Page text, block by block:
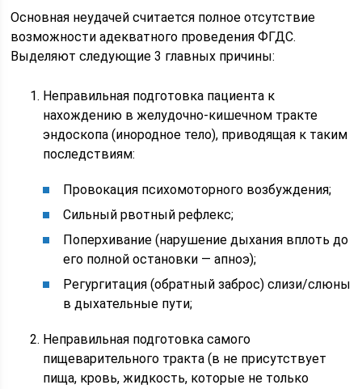
Основная неудачей считается полное отсутствие
возможности адекватного проведения ФГДС.
Выделяют следующие 3 главных причины:
Неправильная подготовка пациента к
нахождению в желудочно-кишечном тракте
эндоскопа (инородное тело), приводящая к таким
последствиям:
Провокация психомоторного возбуждения;
Сильный рвотный рефлекс;
Поперхивание (нарушение дыхания вплоть до
его полной остановки — апноэ);
Регургитация (обратный заброс) слизи/слюны
в дыхательные пути;
Неправильная подготовка самого
пищеварительного тракта (в не присутствует
пища, кровь, жидкость, которые не только